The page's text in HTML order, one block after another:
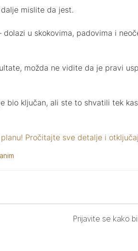
mislite da jest.
dolazi u skokovima, padovima i
možda ne vidite da je pravi
bio ključan, ali ste to shvatili tek
Pročitajte sve detalje i
Prijavite se kako